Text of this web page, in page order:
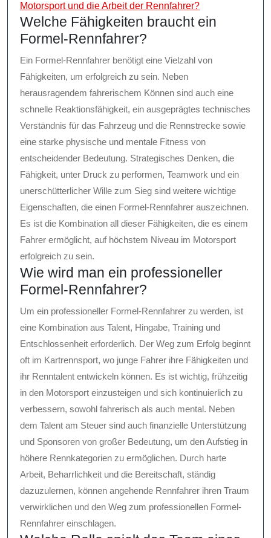
Motorsport und die Arbeit der Rennfahrer?
Welche Fähigkeiten braucht ein
Formel-Rennfahrer?
Ein Formel-Rennfahrer benötigt eine Vielzahl von
Fähigkeiten, um erfolgreich zu sein. Neben
herausragendem fahrerischem Können sind auch eine
schnelle Reaktionsfähigkeit, ein ausgeprägtes technisches
Verständnis für das Fahrzeug und die Rennstrecke sowie
eine starke physische und mentale Fitness von
entscheidender Bedeutung. Strategisches Denken, die
Fähigkeit, unter Druck zu performen, Teamwork und ein
unerschütterlicher Wille zum Sieg sind weitere wichtige
Eigenschaften, die einen Formel-Rennfahrer auszeichnen.
Es ist die Kombination all dieser Fähigkeiten, die es einem
Fahrer ermöglicht, auf höchstem Niveau im Motorsport
erfolgreich zu sein.
Wie wird man ein professioneller
Formel-Rennfahrer?
Um ein professioneller Formel-Rennfahrer zu werden, ist
eine Kombination aus Talent, Hingabe, Training und
Entschlossenheit erforderlich. Der Weg zum Erfolg beginnt
oft im Kartrennsport, wo junge Fahrer ihre Fähigkeiten und
ihr Renntalent entwickeln können. Es ist wichtig, frühzeitig
in den Motorsport einzusteigen und sich kontinuierlich zu
verbessern, sowohl fahrerisch als auch mental. Neben
dem Talent am Steuer sind auch finanzielle Unterstützung
und Sponsoren von großer Bedeutung, um den Aufstieg in
höhere Rennkategorien zu ermöglichen. Durch harte
Arbeit, Beharrlichkeit und die Bereitschaft, ständig
dazuzulernen, können angehende Rennfahrer ihren Traum
verwirklichen und den Weg zum professionellen Formel-
Rennfahrer einschlagen.